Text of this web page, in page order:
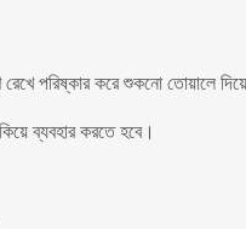
রেখে পরিষ্কার করে শুকনো তোয়ালে
ব্যবহার করতে হবে।